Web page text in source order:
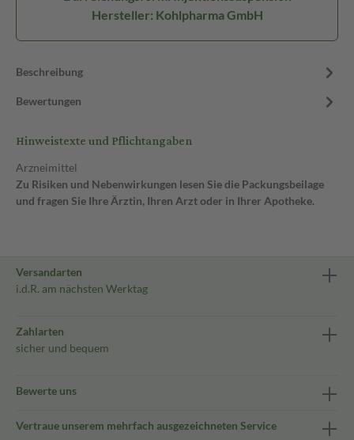
Hersteller: Kohlpharma GmbH
Beschreibung
Bewertungen
Hinweistexte und Pflichtangaben
Arzneimittel
Zu Risiken und Nebenwirkungen lesen Sie die Packungsbeilage
und fragen Sie Ihre Ärztin, Ihren Arzt oder in Ihrer Apotheke.
Versandarten
i.d.R. am nächsten Werktag
Zahlarten
sicher und bequem
Bewerte uns
Vertraue unserem mehrfach ausgezeichneten Service